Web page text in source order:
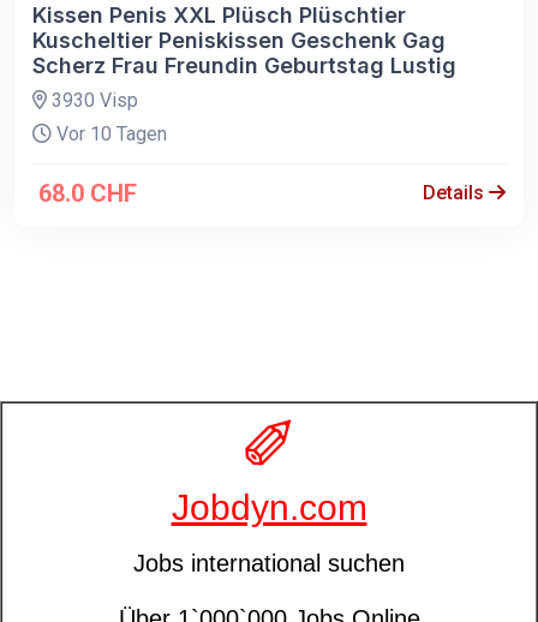
Kissen Penis XXL Plüsch Plüschtier
Kuscheltier Peniskissen Geschenk Gag
Scherz Frau Freundin Geburtstag Lustig
3930 Visp
Vor 10 Tagen
68.0 CHF Details